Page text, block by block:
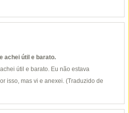
achei útil e barato.
útil e barato. Eu não estava
isso, mas vi e anexei. (Traduzido de